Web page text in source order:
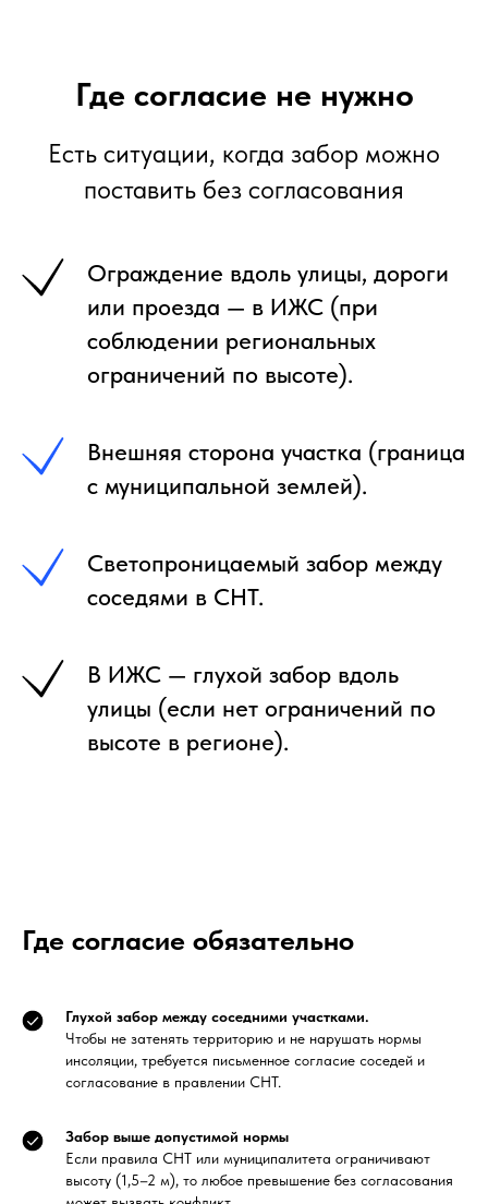
Где согласие не нужно
Есть ситуации, когда забор можно
поставить без согласования
Ограждение вдоль улицы, дороги
или проезда — в ИЖС (при
соблюдении региональных
ограничений по высоте).
Внешняя сторона участка (граница
с муниципальной землей).
Светопроницаемый забор между
соседями в СНТ.
В ИЖС — глухой забор вдоль
улицы (если нет ограничений по
высоте в регионе).
Где согласие обязательно
Глухой забор между соседними участками.
Чтобы не затенять территорию и не нарушать нормы
инсоляции, требуется письменное согласие соседей и
согласование в правлении СНТ.
Забор выше допустимой нормы
Если правила СНТ или муниципалитета ограничивают
высоту (1,5–2 м), то любое превышение без согласования